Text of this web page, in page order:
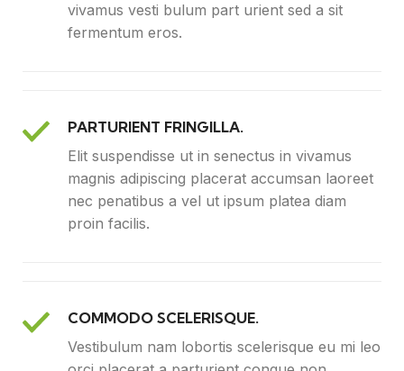
vivamus vesti bulum part urient sed a sit
fermentum eros.
PARTURIENT FRINGILLA.
Elit suspendisse ut in senectus in vivamus
magnis adipiscing placerat accumsan laoreet
nec penatibus a vel ut ipsum platea diam
proin facilis.
COMMODO SCELERISQUE.
Vestibulum nam lobortis scelerisque eu mi leo